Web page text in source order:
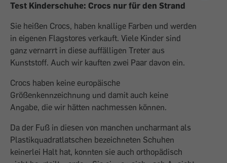
Test Kinderschuhe: Crocs nur für den Strand
Sie heißen Crocs, haben knallige Farben und werden
in eigenen Flagstores verkauft. Viele Kinder sind
ganz vernarrt in diese auffälligen Treter aus
Kunststoff. Auch wir kauften zwei Paar davon ein.
Crocs haben keine europäische
Größenkennzeichnung und damit auch keine
Angabe, die wir hätten nachmessen können.
Da der Fuß in diesen von manchen uncharmant als
Plastikquadratlatschen bezeichneten Schuhen
keinerlei Halt hat, konnten sie auch orthopädisch